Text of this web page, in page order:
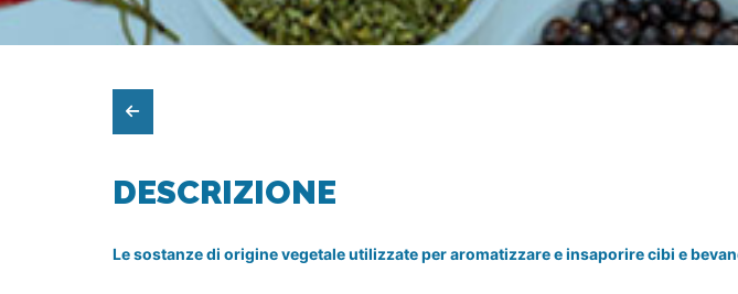
DESCRIZIONE
Le sostanze di origine vegetale utilizzate per aromatizzare e insaporire cibi e